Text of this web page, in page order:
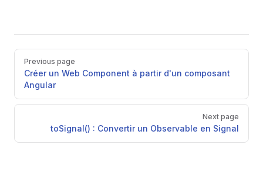
Pager
Previous page
Créer un Web Component à partir d'un composant
Angular
Next page
toSignal() : Convertir un Observable en Signal